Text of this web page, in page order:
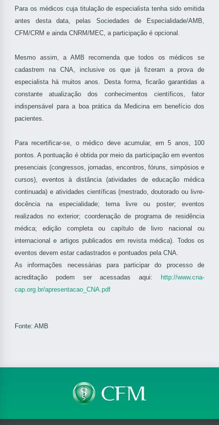
Para os médicos cuja titulação de especialista tenha sido emitida
antes desta data, pelas Sociedades de Especialidade/AMB,
CFM/CRM e ainda CNRM/MEC, a participação é opcional.
Mesmo assim, a AMB recomenda que todos os médicos se
cadastrem na CNA, inclusive os que já fizeram a prova de
especialista há muitos anos. Desta forma, ficarão garantidas a
constante atualização dos conhecimentos científicos, fator
indispensável para a boa prática da Medicina em benefício dos
pacientes.
Para recertificar-se, o médico deve acumular, em 5 anos, 100
pontos. A pontuação é obtida por meio da participação em eventos
presenciais (congressos, jornadas, encontros, fóruns, simpósios e
cursos), eventos à distância (atividades de educação médica
continuada) e atividades científicas (mestrado, doutorado ou livre-
docência na especialidade; tema livre ou poster; eventos
realizados no exterior; coordenação de programa de residência
médica; edição completa ou capítulo de livro nacional ou
internacional e artigos publicados em revista médica). Todos os
eventos devem estar cadastrados e pontuados pela CNA.
As informações necessárias para participar do processo de
acreditação podem ser acessadas aqui:
http://www.cna-
cap.org.br/apresentacao_CNA.pdf
Fonte: AMB